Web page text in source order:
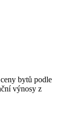
bytů podle
výnosy z